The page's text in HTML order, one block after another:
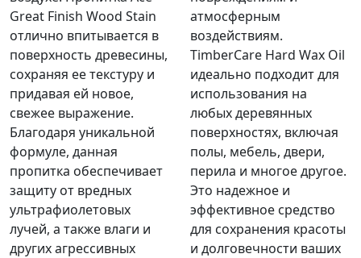
Great Finish Wood Stain
отлично впитывается в
поверхность древесины,
сохраняя ее текстуру и
придавая ей новое,
свежее выражение.
Благодаря уникальной
формуле, данная
пропитка обеспечивает
защиту от вредных
ультрафиолетовых
лучей, а также влаги и
других агрессивных
атмосферным
воздействиям.
TimberCare Hard Wax Oil
идеально подходит для
использования на
любых деревянных
поверхностях, включая
полы, мебель, двери,
перила и многое другое.
Это надежное и
эффективное средство
для сохранения красоты
и долговечности ваших